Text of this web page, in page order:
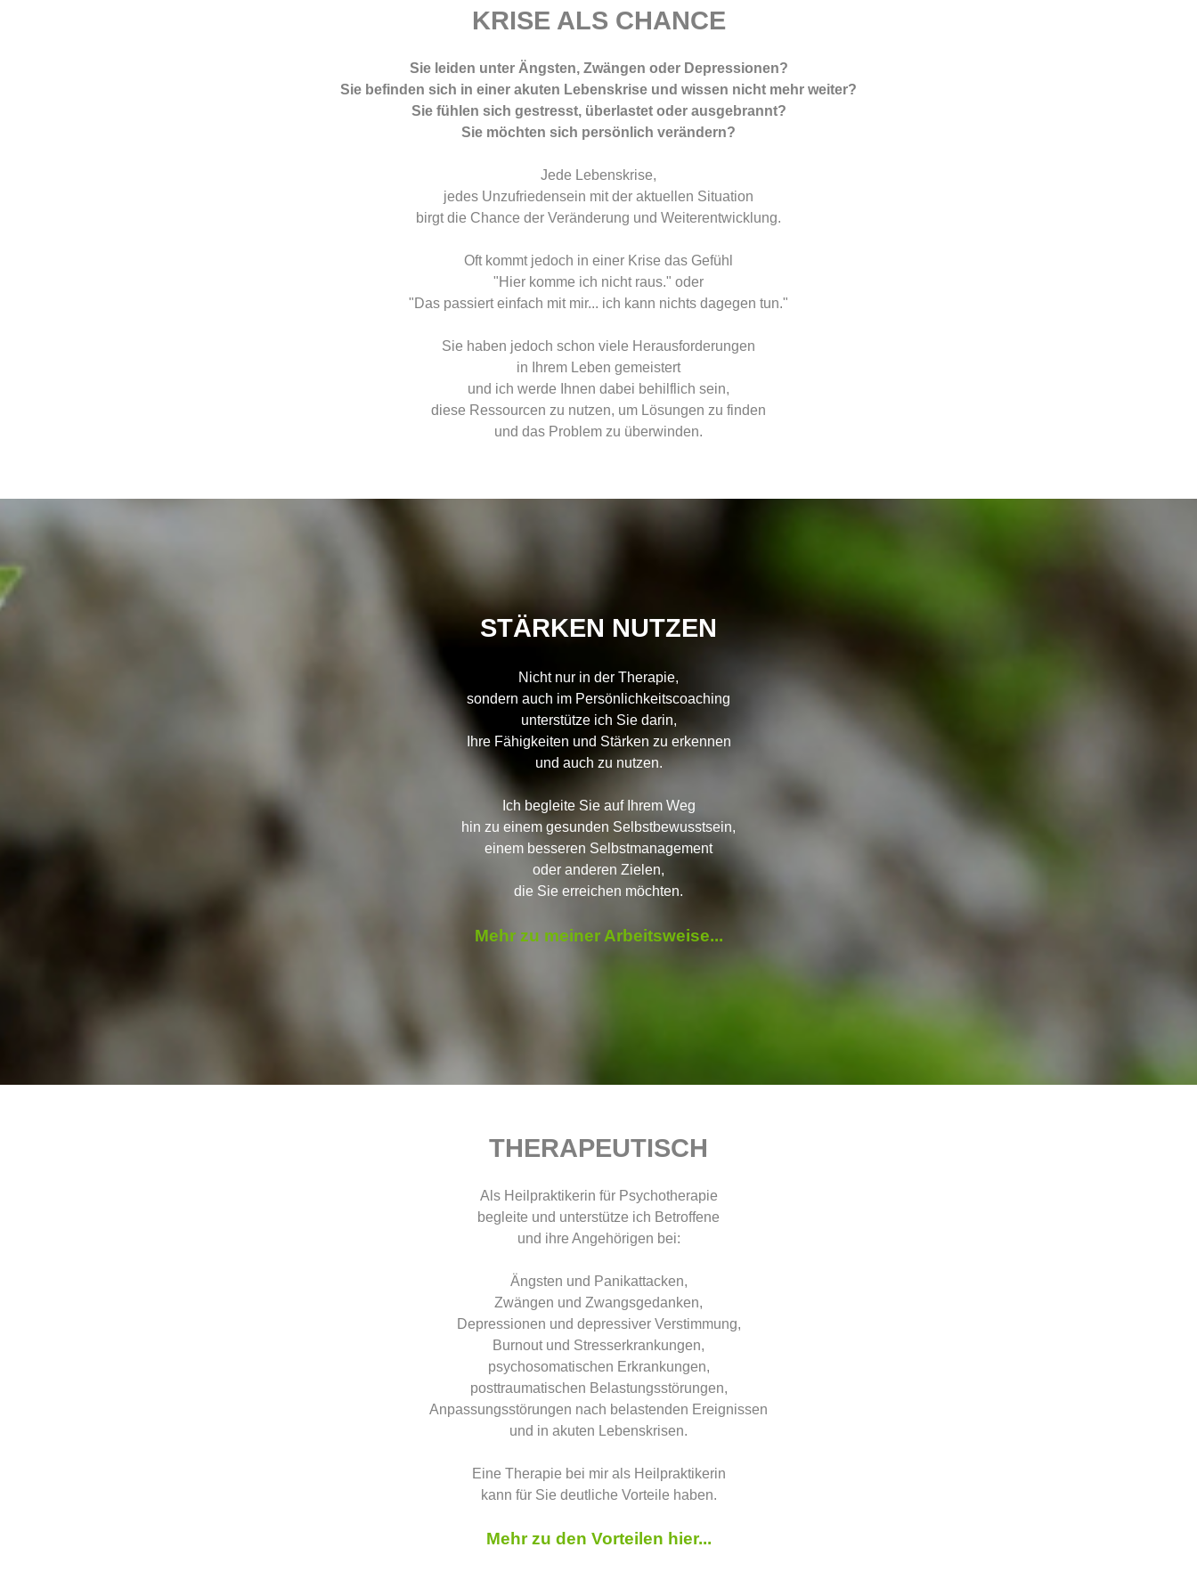
KRISE ALS CHANCE
Sie leiden unter Ängsten, Zwängen oder Depressionen?
Sie befinden sich in einer akuten Lebenskrise und wissen nicht mehr weiter?
Sie fühlen sich gestresst, überlastet oder ausgebrannt?
Sie möchten sich persönlich verändern?
Jede Lebenskrise,
jedes Unzufriedensein mit der aktuellen Situation
birgt die Chance der Veränderung und Weiterentwicklung.
Oft kommt jedoch in einer Krise das Gefühl
"Hier komme ich nicht raus." oder
"Das passiert einfach mit mir... ich kann nichts dagegen tun."
Sie haben jedoch schon viele Herausforderungen
in Ihrem Leben gemeistert
und ich werde Ihnen dabei behilflich sein,
diese Ressourcen zu nutzen, um Lösungen zu finden
und das Problem zu überwinden.
STÄRKEN NUTZEN
Nicht nur in der Therapie,
sondern auch im Persönlichkeitscoaching
unterstütze ich Sie darin,
Ihre Fähigkeiten und Stärken zu erkennen
und auch zu nutzen.
Ich begleite Sie auf Ihrem Weg
hin zu einem gesunden Selbstbewusstsein,
einem besseren Selbstmanagement
oder anderen Zielen,
die Sie erreichen möchten.
Mehr zu meiner Arbeitsweise...
THERAPEUTISCH
Als Heilpraktikerin für Psychotherapie
begleite und unterstütze ich Betroffene
und ihre Angehörigen bei:
Ängsten und Panikattacken,
Zwängen und Zwangsgedanken,
Depressionen und depressiver Verstimmung,
Burnout und Stresserkrankungen,
psychosomatischen Erkrankungen,
posttraumatischen Belastungsstörungen,
Anpassungsstörungen nach belastenden Ereignissen
und in akuten Lebenskrisen.
Eine Therapie bei mir als Heilpraktikerin
kann für Sie deutliche Vorteile haben.
Mehr zu den Vorteilen hier...